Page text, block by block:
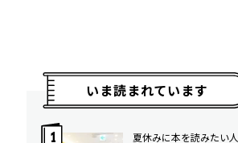
いま読まれています
夏休みに本を読みたい人